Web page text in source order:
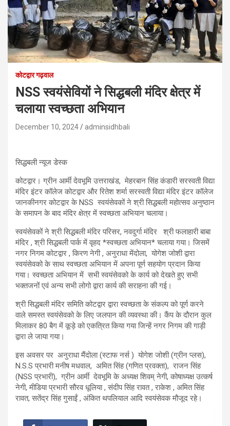
कोटद्वार गढ़वाल
NSS स्वयंसेवियों ने सिद्धबली मंदिर क्षेत्र में
चलाया स्वच्छता अभियान
December 10, 2024 adminsidhbali
सिद्धबली न्यूज डेस्क
कोटद्वार। ग्रीन आर्मी देवभूमि उत्तराखंड, मेहरबान सिंह कंडारी सरस्वती विद्या
मंदिर इंटर कॉलेज कोटद्वार और रितेश शर्मा सरस्वती विद्या मंदिर इंटर कॉलेज
जानकीनगर कोटद्वार के NSS स्वयंसेवकों ने श्री सिद्धबली महोत्सव अनुष्ठान
के समापन के बाद मंदिर क्षेत्र में स्वच्छता अभियान चलाया।
स्वयंसेवकों ने श्री सिद्धबली मंदिर परिसर, नवदुर्गा मंदिर श्री फलाहारी बाबा
मंदिर , श्री सिद्धबली पार्क में वृहद *स्वच्छता अभियान* चलाया गया। जिसमें
नगर निगम कोटद्वार , किरण नेगी , अनुराधा मेंदोला, योगेश जोशी द्वारा
स्वयंसेवको के साथ स्वच्छता अभियान में अपना पूर्ण सहयोग प्रदान किया
गया। स्वच्छता अभियान में सभी स्वयंसेवको के कार्य को देखते हुए सभी
भक्तजनों एवं अन्य सभी लोगो द्वारा कार्य की सराहना की गई।
श्री सिद्धबली मंदिर समिति कोटद्वार द्वारा स्वच्छता के संकल्प को पूर्ण करने
वाले समस्त स्वयंसेवको के लिए जलपान की व्यवस्था की। कैंप के दौरान कुल
मिलाकर 80 बैग में कूड़े को एकत्रित किया गया जिन्हें नगर निगम की गाड़ी
द्वारा ले जाया गया।
इस अवसर पर अनुराधा मैंदोला (स्टाफ नर्स ) योगेश जोशी (ग्रीन प्लस),
N.S.S प्रभारी मनीष मधवाल, अमित सिंह (गणित प्रवक्ता), राजन सिंह
(NSS प्रभारी), ग्रीन आर्मी देवभूमि के अध्यक्ष शिवम् नेगी, कोषाध्यक्ष उत्कर्ष
नेगी, मीडिया प्रभारी सौरव धूलिया , संदीप सिंह रावत , राकेश , अमित सिंह
रावत, सतेंद्र सिंह गुसाईं , अंकित थपलियाल आदि स्वयंसेवक मौजूद रहे।